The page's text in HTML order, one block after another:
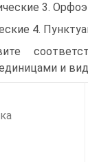
3.
4.
и